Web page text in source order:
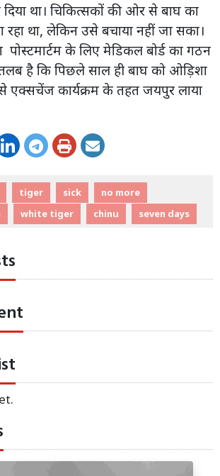
था। चिकित्सकों की ओर से बाघ का
रहा था, लेकिन उसे बचाया नहीं जा सका।
पोस्टमार्टम के लिए मेडिकल बोर्ड का गठन
है कि पिछले साल ही बाघ को ओड़िशा
कार्यक्रम के तहत जयपुर लाया
tiger sick
no more
white tiger chinu seven days